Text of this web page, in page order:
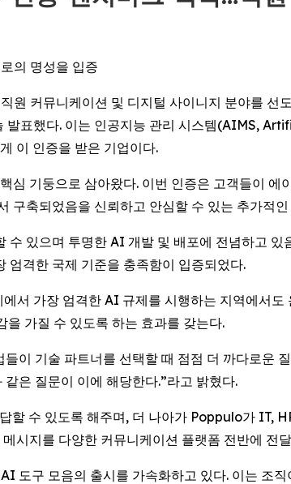
의 명성을 입증
커뮤니케이션 및 디지털 사이니지 분야를 선
발표했다. 이는 인공지능 관리 시스템(AIMS,
이 인증을 받은 기업이다.
심 기둥으로 삼아왔다. 이번 인증은 고객들이
축되었음을 신뢰하고 안심할 수 있는 추가적
있으며 투명한 AI 개발 및 배포에 전념하고 있
엄격한 국제 기준을 충족함이 입증되었다.
서 가장 엄격한 AI 규제를 시행하는 지역에서
가질 수 있도록 하는 효과를 갖는다.
기술 파트너를 선택할 때 점점 더 까다로운
같은 질문이 이에 해당한다.”라고 밝혔다.
할 수 있도록 해주며, 더 나아가 Poppulo가 IT,
시지를 다양한 커뮤니케이션 플랫폼 전반에 전
구 모음의 출시를 가속화하고 있다. 이는 조